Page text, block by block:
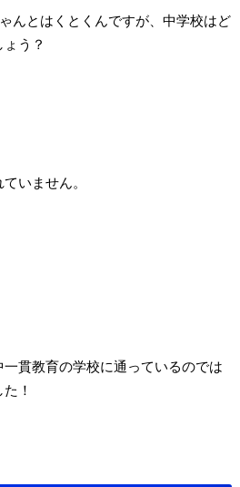
んとはくとくんですが、 中学校はど
う？
いません。
一貫教育の学校に通っているのでは
！